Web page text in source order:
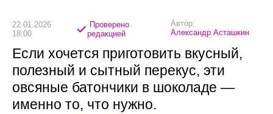
22.01.2026
18:00
Проверено
редакцией
Автор:
Александр Асташкин
Если хочется приготовить вкусный,
полезный и сытный перекус, эти
овсяные батончики в шоколаде —
именно то, что нужно.